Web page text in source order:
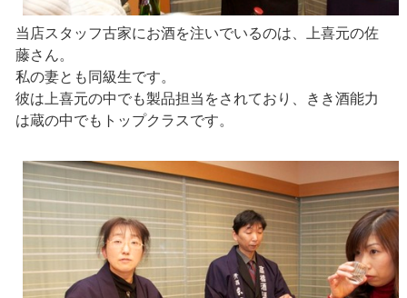
当店スタッフ古家にお酒を注いでいるのは、上喜元の佐
藤さん。
私の妻とも同級生です。
彼は上喜元の中でも製品担当をされており、きき酒能力
は蔵の中でもトップクラスです。